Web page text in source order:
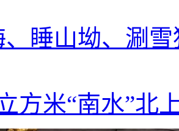
、睡山坳、涮
方米“南水”北